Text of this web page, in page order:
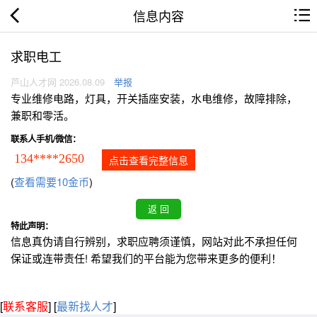
信息内容
求职电工
芦山人才网 2026.08.09 举报
专业维修电路，灯具，开关插座安装，水电维修，故障排除，
兼职和零活。
联系人手机/微信：
134****2650 点击查看完整信息
(查看需要10金币)
特此声明：
信息真伪请自行辨别，求职应聘须谨慎，网站对此不承担任何
保证或连带责任! 希望我们的平台能为您带来更多的便利！
[联系客服] [最新找人才]